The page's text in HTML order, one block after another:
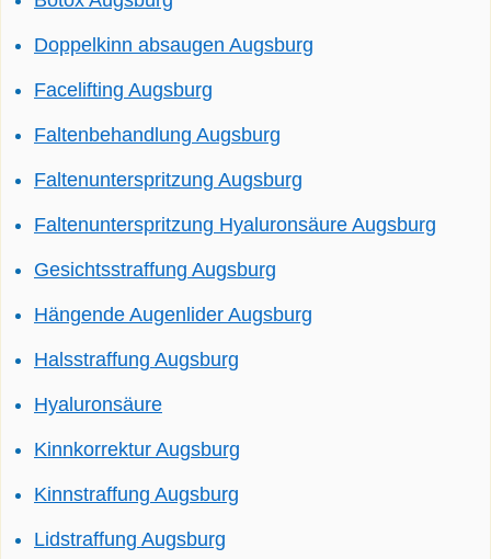
Doppelkinn absaugen Augsburg
Facelifting Augsburg
Faltenbehandlung Augsburg
Faltenunterspritzung Augsburg
Faltenunterspritzung Hyaluronsäure Augsburg
Gesichtsstraffung Augsburg
Hängende Augenlider Augsburg
Halsstraffung Augsburg
Hyaluronsäure
Kinnkorrektur Augsburg
Kinnstraffung Augsburg
Lidstraffung Augsburg